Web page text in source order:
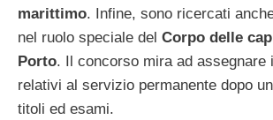
marittimo. Infine, sono ricercati
nel ruolo speciale del Corpo delle
Porto. Il concorso mira ad assegnare
relativi al servizio permanente dopo
titoli ed esami.